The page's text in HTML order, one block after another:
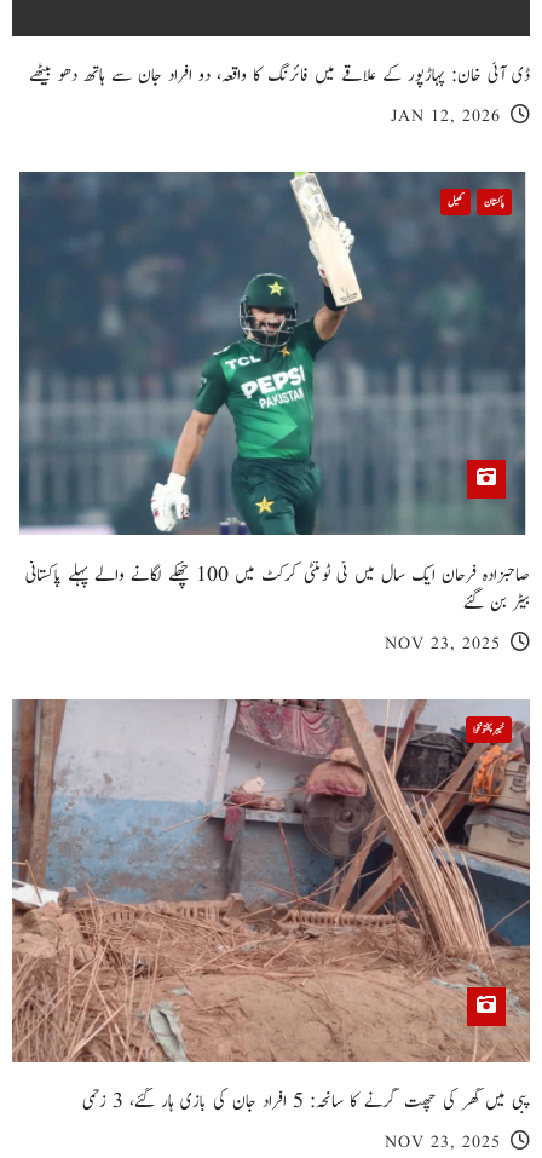
ڈی آئی خان: پہاڑپور کے علاقے میں فائرنگ کا واقعہ، دو افراد جان سے ہاتھ دھو بیٹھے
JAN 12, 2026
پاکستان کھیل
صاحبزادہ فرحان ایک سال میں ٹی ٹوئنٹی کرکٹ میں 100 چھکے لگانے والے پہلے پاکستانی
بیٹر بن گئے
NOV 23, 2025
خیبر پختونخوا
پبی میں گھر کی چھت گرنے کا سانحہ: 5 افراد جان کی بازی ہار گئے، 3 زخمی
NOV 23, 2025